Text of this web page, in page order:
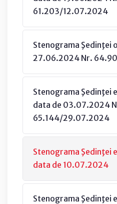
61.203/12.07.2024
Stenograma Şedinţei
27.06.2024 Nr.
Stenograma Şedinţei
data de 03.07.2024
65.144/29.07.2024
Stenograma Şedinţei
data de 10.07.2024
Stenograma Şedinţei